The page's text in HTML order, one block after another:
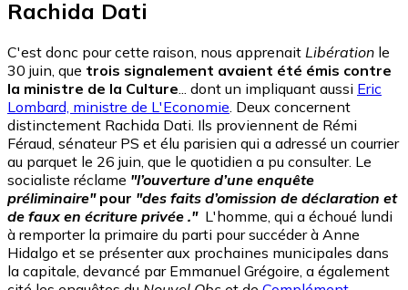
Rachida Dati
C'est donc pour cette raison, nous apprenait Libération le
30 juin, que trois signalement avaient été émis contre
la ministre de la Culture ... dont un impliquant aussi Eric
Lombard, ministre de L'Economie . Deux concernent
distinctement Rachida Dati. Ils proviennent de Rémi
Féraud, sénateur PS et élu parisien qui a adressé un courrier
au parquet le 26 juin, que le quotidien a pu consulter. Le
socialiste réclame "l’ouverture d’une enquête
préliminaire" pour "des faits d’omission de déclaration et
de faux en écriture privée ." L'homme, qui a échoué lundi
à remporter la primaire du parti pour succéder à Anne
Hidalgo et se présenter aux prochaines municipales dans
la capitale, devancé par Emmanuel Grégoire, a également